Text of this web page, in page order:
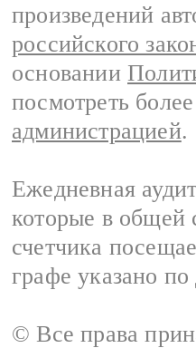
произведений
российского
основании
посмотреть
администрацией.
Ежедневная
которые в общей
счетчика
графе указано
© Все права